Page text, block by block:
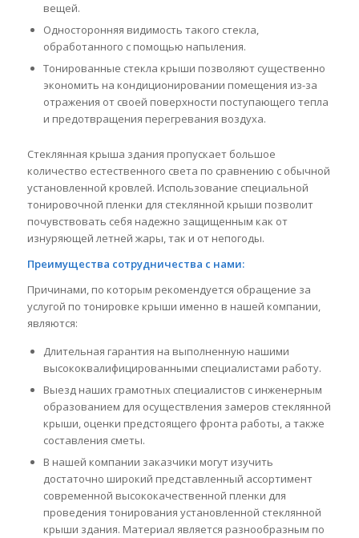
вещей.
Односторонняя видимость такого стекла,
обработанного с помощью напыления.
Тонированные стекла крыши позволяют существенно
экономить на кондиционировании помещения из-за
отражения от своей поверхности поступающего тепла
и предотвращения перегревания воздуха.
Стеклянная крыша здания пропускает большое
количество естественного света по сравнению с обычной
установленной кровлей. Использование специальной
тонировочной пленки для стеклянной крыши позволит
почувствовать себя надежно защищенным как от
изнуряющей летней жары, так и от непогоды.
Преимущества сотрудничества с нами:
Причинами, по которым рекомендуется обращение за
услугой по тонировке крыши именно в нашей компании,
являются:
Длительная гарантия на выполненную нашими
высококвалифицированными специалистами работу.
Выезд наших грамотных специалистов с инженерным
образованием для осуществления замеров стеклянной
крыши, оценки предстоящего фронта работы, а также
составления сметы.
В нашей компании заказчики могут изучить
достаточно широкий представленный ассортимент
современной высококачественной пленки для
проведения тонирования установленной стеклянной
крыши здания. Материал является разнообразным по